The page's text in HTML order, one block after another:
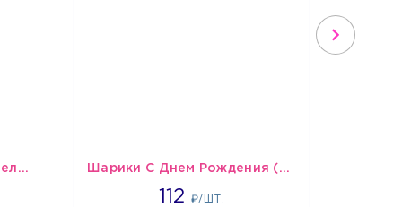
шары Бело-красные пастельные Шарики С Днем Рождения (мишки и тортики)
112 ₽/ШТ.
1718